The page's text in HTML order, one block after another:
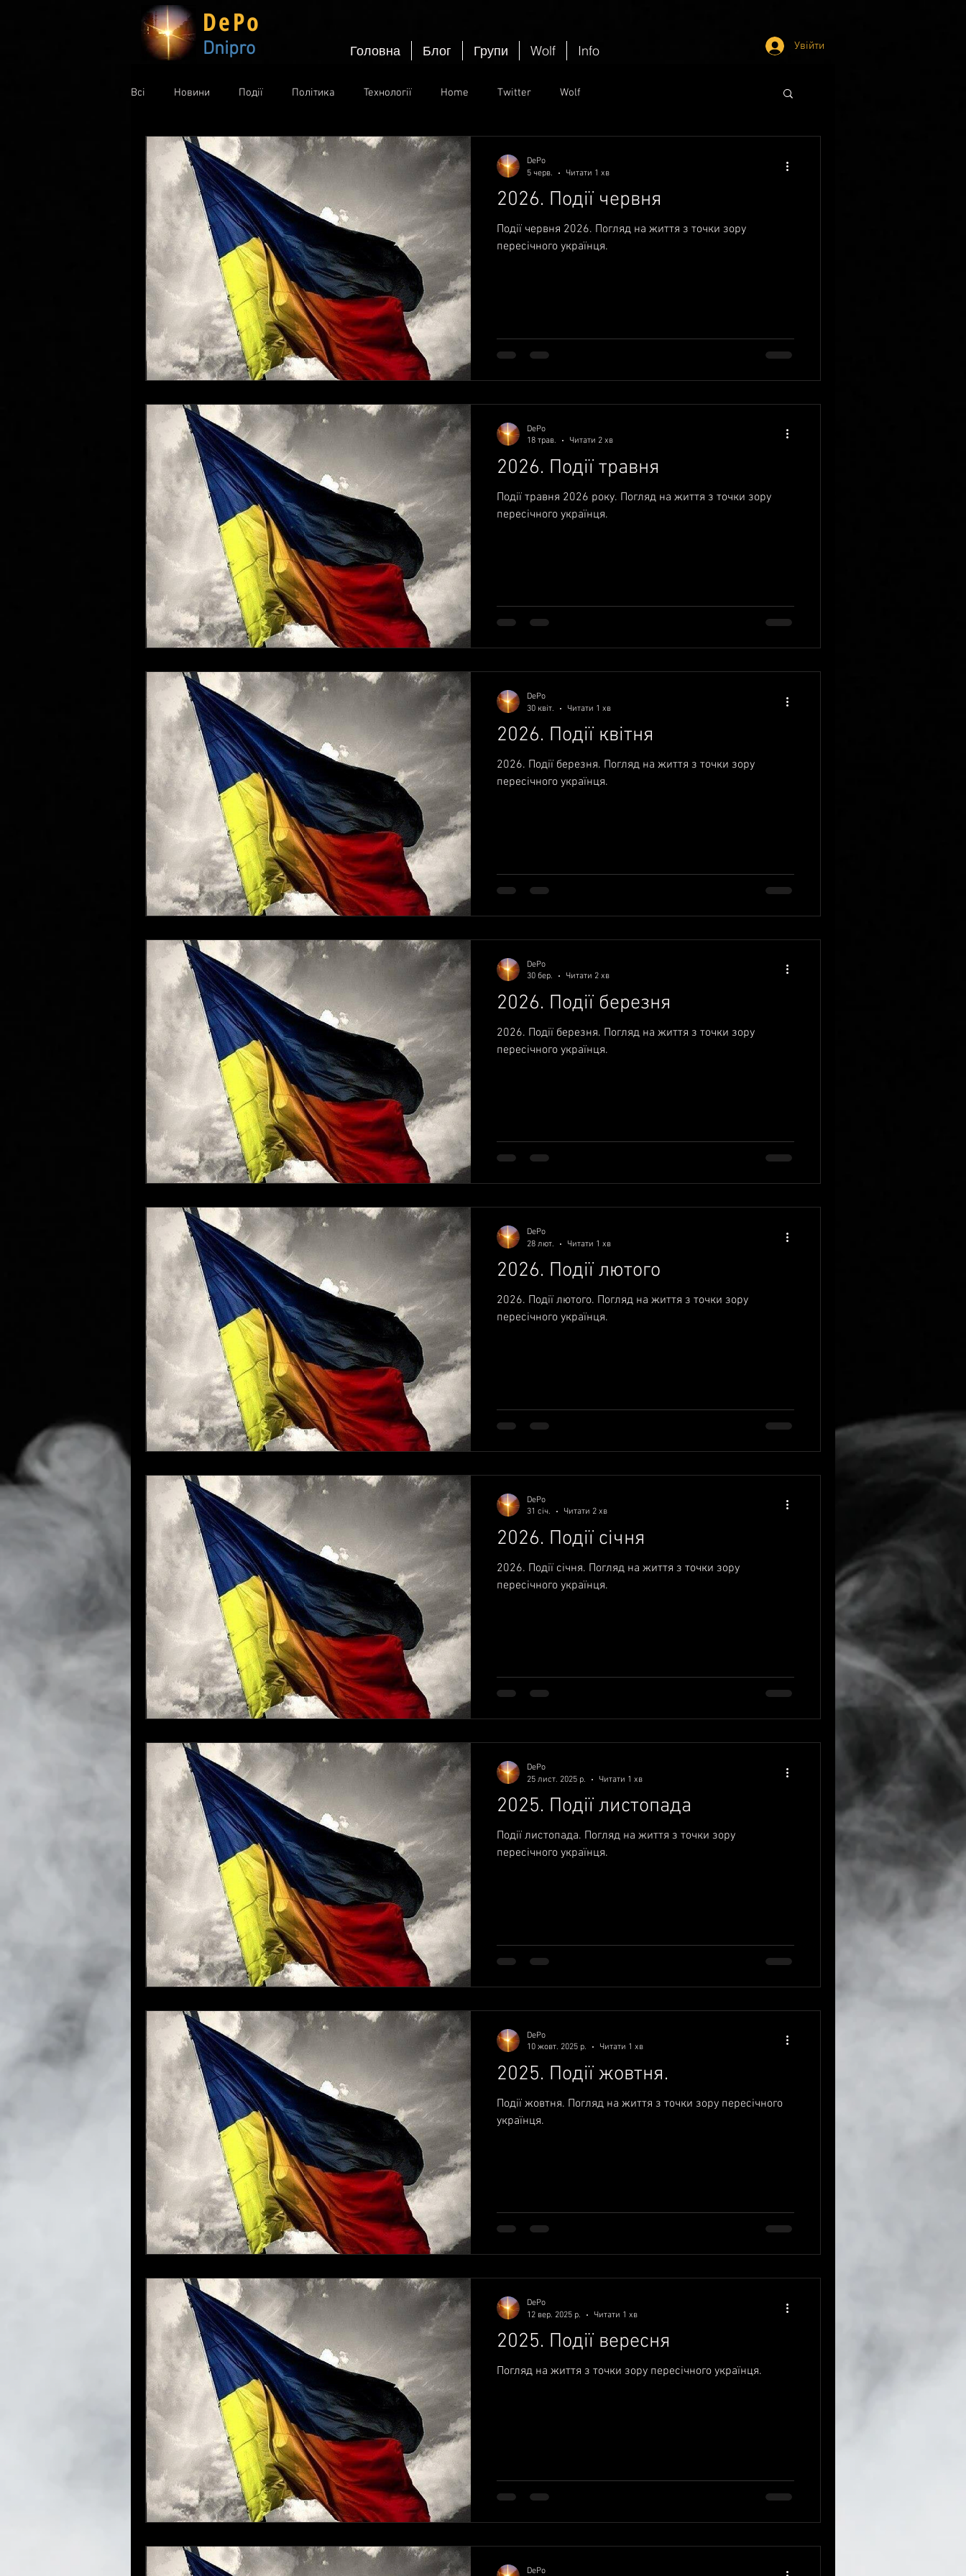
DePo
Dnipro Головна Блог Групи Wolf Info Увійти
Всі Новини Події Політика Технології Home Twitter Wolf
2026. Події червня
Події червня 2026. Погляд на життя з точки зору
пересічного українця.
DePo
5 черв.
Читати 1 хв
2026. Події травня
Події травня 2026 року. Погляд на життя з точки зору
пересічного українця.
DePo
18 трав.
Читати 2 хв
2026. Події квітня
2026. Події березня. Погляд на життя з точки зору
пересічного українця.
DePo
30 квіт.
Читати 1 хв
2026. Події березня
2026. Події березня. Погляд на життя з точки зору
пересічного українця.
DePo
30 бер.
Читати 2 хв
2026. Події лютого
2026. Події лютого. Погляд на життя з точки зору
пересічного українця.
DePo
28 лют.
Читати 1 хв
2026. Події січня
2026. Події січня. Погляд на життя з точки зору
пересічного українця.
DePo
31 січ.
Читати 2 хв
2025. Події листопада
Події листопада. Погляд на життя з точки зору
пересічного українця.
DePo
25 лист. 2025 р.
Читати 1 хв
2025. Події жовтня.
Події жовтня. Погляд на життя з точки зору пересічного
українця.
DePo
10 жовт. 2025 р.
Читати 1 хв
2025. Події вересня
Погляд на життя з точки зору пересічного українця.
DePo
12 вер. 2025 р.
Читати 1 хв
DePo